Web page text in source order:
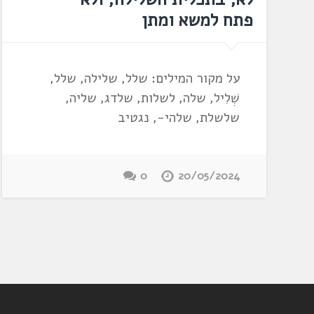
פתח למשא ומתן
על מקור המילים: שלל, שלילה, שלל,
שְׁלִיל, שלה, לשלות, שלדג, שליה,
שלשלת, שלהי-, נגטיב
20/05/2024
0